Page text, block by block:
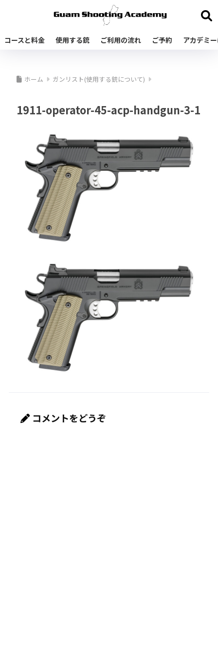
コースと料金 使用する銃 ご利用の流れ ご予約 アカデミ
ホーム ガンリスト(使用する銃について)
1911-operator-45-acp-handgun-3-1
コメントをどうぞ